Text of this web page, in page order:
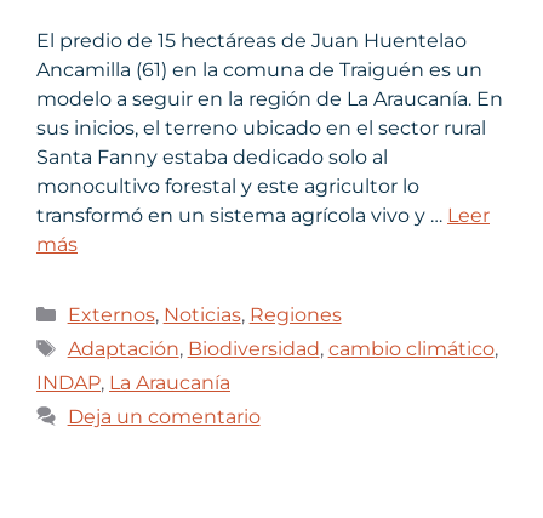
El predio de 15 hectáreas de Juan Huentelao
Ancamilla (61) en la comuna de Traiguén es un
modelo a seguir en la región de La Araucanía. En
sus inicios, el terreno ubicado en el sector rural
Santa Fanny estaba dedicado solo al
monocultivo forestal y este agricultor lo
transformó en un sistema agrícola vivo y … Leer
más
Externos, Noticias, Regiones
Adaptación, Biodiversidad, cambio climático,
INDAP, La Araucanía
Deja un comentario